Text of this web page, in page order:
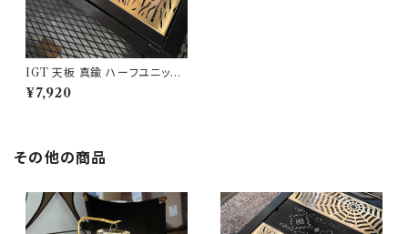
IGT 天板 真鍮 ハーフユニット
【 タイガー 】アイアングリルテー
ブル Snow Peak スノーピーク
¥7,920
その他の商品